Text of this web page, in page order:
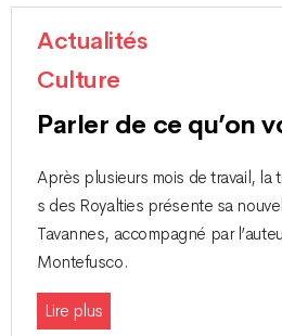
Actualités
Culture
Parler de ce qu’on
Après plusieurs mois de travail,
s des Royalties présente sa
Tavannes, accompagné par
Montefusco.
Lire plus